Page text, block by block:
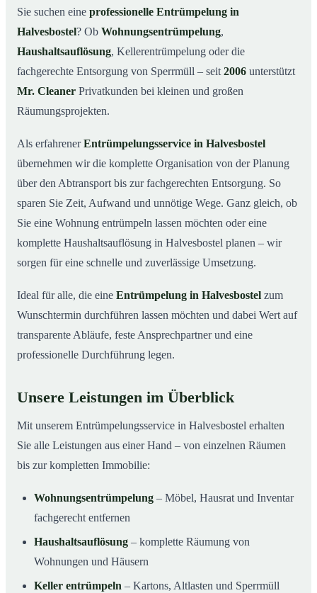
03Was kostet eine Entrümpelung in Halvesbostel?
04Warum Mr. Cleaner in Halvesbostel?
05Typische Anlässe für eine Entrümpelung
Jetzt Angebot einholen
Profis
Sie suchen eine professionelle Entrümpelung in
Halvesbostel? Ob Wohnungsentrümpelung,
Haushaltsauflösung, Kellerentrümpelung oder die
fachgerechte Entsorgung von Sperrmüll – seit 2006 unterstützt
Mr. Cleaner Privatkunden bei kleinen und großen
Räumungsprojekten.
Als erfahrenerEntrümpelungsservice in Halvesbostel
übernehmen wir die komplette Organisation von der Planung
über den Abtransport bis zur fachgerechten Entsorgung. So
sparen Sie Zeit, Aufwand und unnötige Wege. Ganz gleich, ob
Sie eine Wohnung entrümpeln lassen möchten oder eine
komplette Haushaltsauflösung in Halvesbostel planen – wir
sorgen für eine schnelle und zuverlässige Umsetzung.
Ideal für alle, die eine Entrümpelung in Halvesbostel zum
Wunschtermin durchführen lassen möchten und dabei Wert auf
transparente Abläufe, feste Ansprechpartner und eine
professionelle Durchführung legen.
Unsere Leistungen im Überblick
Mit unserem Entrümpelungsservice in Halvesbostel erhalten
Sie alle Leistungen aus einer Hand – von einzelnen Räumen
bis zur kompletten Immobilie:
Wohnungsentrümpelung – Möbel, Hausrat und Inventar
fachgerecht entfernen
Haushaltsauflösung – komplette Räumung von
Wohnungen und Häusern
Keller entrümpeln – Kartons, Altlasten und Sperrmüll